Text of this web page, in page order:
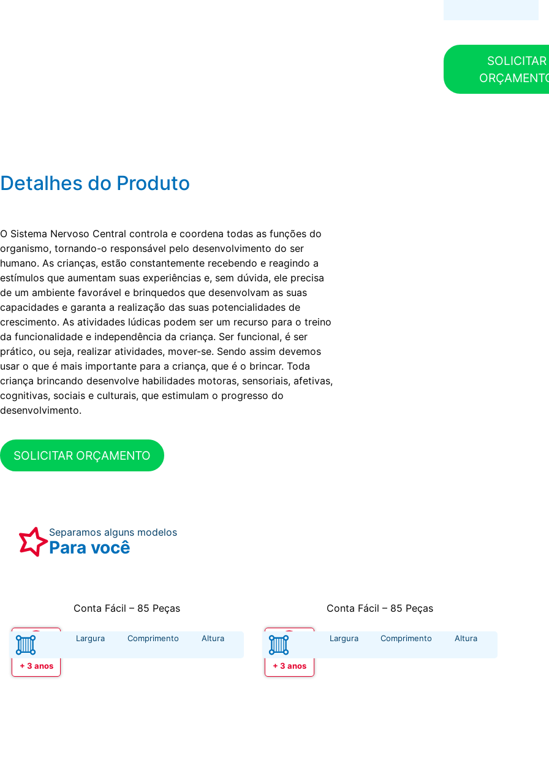
SOLICITAR
Detalhes do Produto
O Sistema Nervoso Central controla e coordena todas as funções do
organismo, tornando-o responsável pelo desenvolvimento do ser
humano. As crianças, estão constantemente recebendo e reagindo a
estímulos que aumentam suas experiências e, sem dúvida, ele precisa
de um ambiente favorável e brinquedos que desenvolvam as suas
capacidades e garanta a realização das suas potencialidades de
crescimento. As atividades lúdicas podem ser um recurso para o treino
da funcionalidade e independência da criança. Ser funcional, é ser
prático, ou seja, realizar atividades, mover-se. Sendo assim devemos
usar o que é mais importante para a criança, que é o brincar. Toda
criança brincando desenvolve habilidades motoras, sensoriais, afetivas,
cognitivas, sociais e culturais, que estimulam o progresso do
desenvolvimento.
SOLICITAR ORÇAMENTO
Separamos alguns modelos
Para você
Idade
+ 3 anos
Conta Fácil – 85 Peças
Largura Comprimento Altura
Idade
+ 3 anos
Conta Fácil – 85 Peças
Largura Comprimento Altura